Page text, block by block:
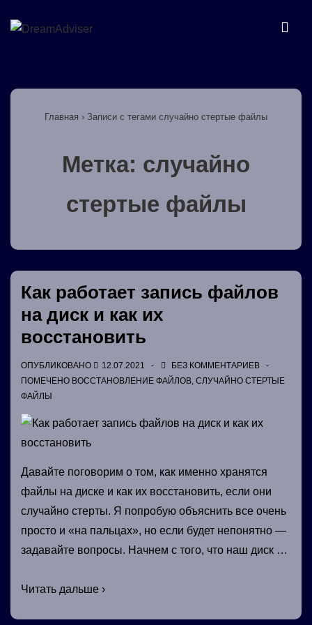
Перейти
содержимому
навигация
Главная › Записи с тегами случайно стертые файлы
Метка: случайно
стертые файлы
Как работает запись файлов
на диск и как их
восстановить
ОПУБЛИКОВАНО 12.07.2021
БЕЗ КОММЕНТАРИЕВ
ПОМЕЧЕНО ВОССТАНОВЛЕНИЕ ФАЙЛОВ, СЛУЧАЙНО СТЕРТЫЕ
ФАЙЛЫ
Давайте поговорим о том, как именно хранятся
файлы на диске и как их восстановить, если они
случайно стерты. Я попробую объяснить все очень
просто и «на пальцах», но если будет непонятно —
задавайте вопросы. Начнем с того, что наш диск …
Как
Читать дальше ›